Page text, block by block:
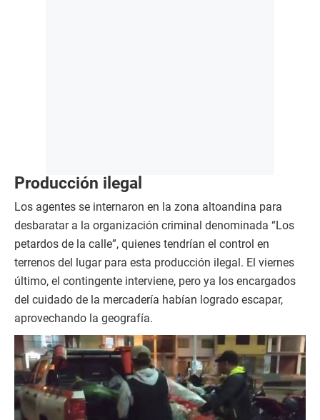
Producción ilegal
Los agentes se internaron en la zona altoandina para
desbaratar a la organización criminal denominada “Los
petardos de la calle”, quienes tendrían el control en
terrenos del lugar para esta producción ilegal. El viernes
último, el contingente interviene, pero ya los encargados
del cuidado de la mercadería habían logrado escapar,
aprovechando la geografía.